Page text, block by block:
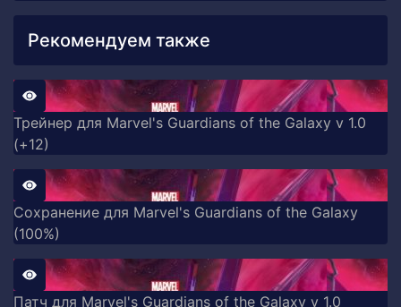
Рекомендуем также
Трейнер для Marvel's Guardians of the Galaxy v 1.0
(+12)
Сохранение для Marvel's Guardians of the Galaxy
(100%)
Патч для Marvel's Guardians of the Galaxy v 1.0